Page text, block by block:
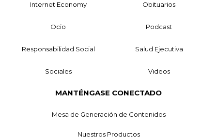
Internet Economy Obituarios
Ocio Podcast
Responsabilidad Social Salud Ejecutiva
Sociales Videos
MANTÉNGASE CONECTADO
Mesa de Generación de Contenidos
Nuestros Productos